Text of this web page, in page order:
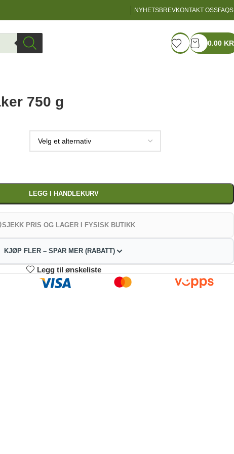
NYHETSBREVKONTAKT OSSFAQS
0.00 KR
750 g
LEGG I HANDLEKURV
SJEKK PRIS OG LAGER I FYSISK BUTIKK
KJØP FLER – SPAR MER (RABATT)
3-4 5-9
kr
10+
179.27 kr
Legg til ønskeliste